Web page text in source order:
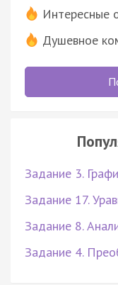
Интересные
Душевное
Задание 3.
Задание 17.
Задание 8.
Задание 4.